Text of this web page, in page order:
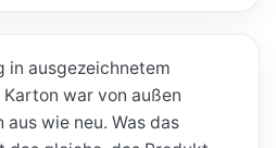
in ausgezeichnetem
war von außen
wie neu. Was das